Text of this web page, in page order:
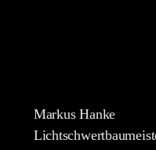
Markus Hanke